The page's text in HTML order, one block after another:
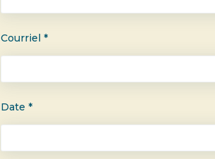
Courriel *
Date *